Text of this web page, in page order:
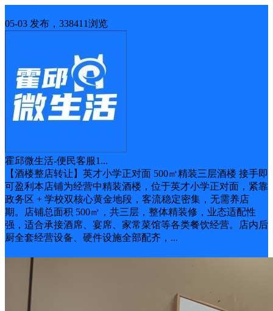
05-03 发布，338411浏览
霍邱微生活-便民客服1...
【酒楼整店转让】英才小学正对面 500㎡精装三层酒楼 接手即
可盈利本店铺为经营中精装酒楼，位于英才小学正对面，紧靠
政务区 + 学校双核心黄金地段，客流稳定密集，无需养店
期。店铺总面积 500㎡，共三层，整体精装修，业态适配性
强，适合承接酒席、宴席、家常菜馆等各类餐饮经营。店内后
厨全套经营设备、硬件设施全部配齐，...